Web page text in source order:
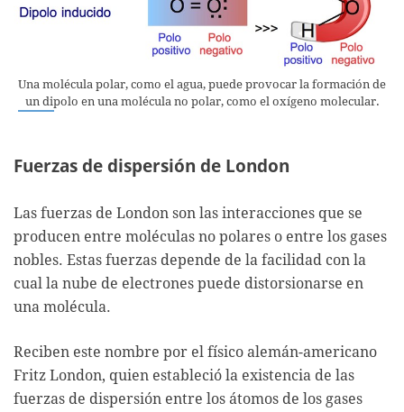
Una molécula polar, como el agua, puede provocar la formación de
un dipolo en una molécula no polar, como el oxígeno molecular.
Fuerzas de dispersión de London
Las fuerzas de London son las interacciones que se
producen entre moléculas no polares o entre los gases
nobles. Estas fuerzas depende de la facilidad con la
cual la nube de electrones puede distorsionarse en
una molécula.
Reciben este nombre por el físico alemán-americano
Fritz London, quien estableció la existencia de las
fuerzas de dispersión entre los átomos de los gases